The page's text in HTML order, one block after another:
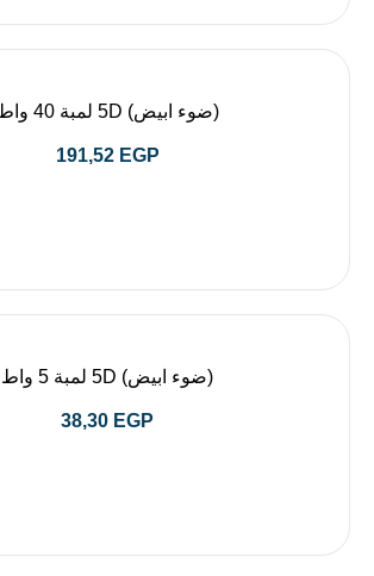
(ضوء ابيض) 5D لمبة 40 واط
191,52 EGP
(ضوء ابيض) 5D لمبة 5 واط
38,30 EGP